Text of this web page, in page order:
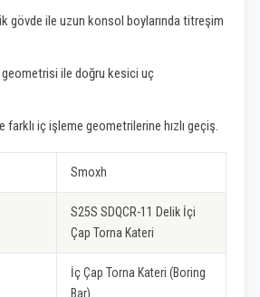
gövde ile uzun konsol boylarında titreşim
geometrisi ile doğru kesici uç
farklı iç işleme geometrilerine hızlı geçiş.
Smoxh
S25S SDQCR-11 Delik İçi
Çap Torna Kateri
İç Çap Torna Kateri (Boring
Bar)